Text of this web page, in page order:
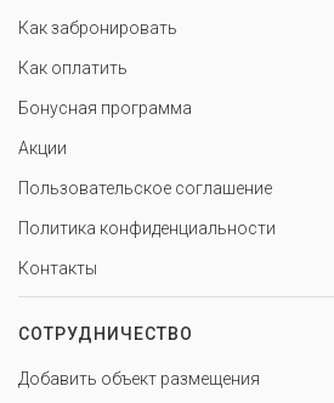
Как забронировать
Как оплатить
Бонусная программа
Акции
Пользовательское соглашение
Политика конфиденциальности
Контакты
СОТРУДНИЧЕСТВО
Добавить объект размещения